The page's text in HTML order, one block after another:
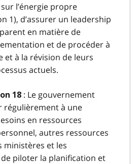
l’énergie propre
1), d’assurer un leadership
en matière de
et de procéder à
et à la révision de leurs
actuels.
18 : Le gouvernement
régulièrement à une
en ressources
autres ressources
ministères et les
piloter la planification et